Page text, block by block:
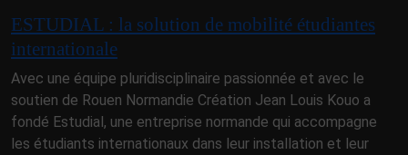
ESTUDIAL : la solution de mobilité étudiantes
internationale
Avec une équipe pluridisciplinaire passionnée et avec le
soutien de Rouen Normandie Création Jean Louis Kouo a
fondé Estudial, une entreprise normande qui accompagne
les étudiants internationaux dans leur installation et leur